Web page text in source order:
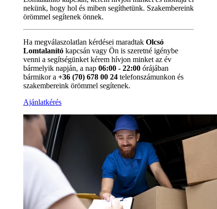
nekünk, hogy hol és miben segíthetünk. Szakembereink
örömmel segítenek önnek.
Ha megválaszolatlan kérdései maradtak Olcsó
Lomtalanító kapcsán vagy Ön is szeretné igénybe
venni a segítségünket kérem hívjon minket az év
bármelyik napján, a nap 06:00 - 22:00 órájában
bármikor a +36 (70) 678 00 24 telefonszámunkon és
szakembereink örömmel segítenek.
Ajánlatkérés